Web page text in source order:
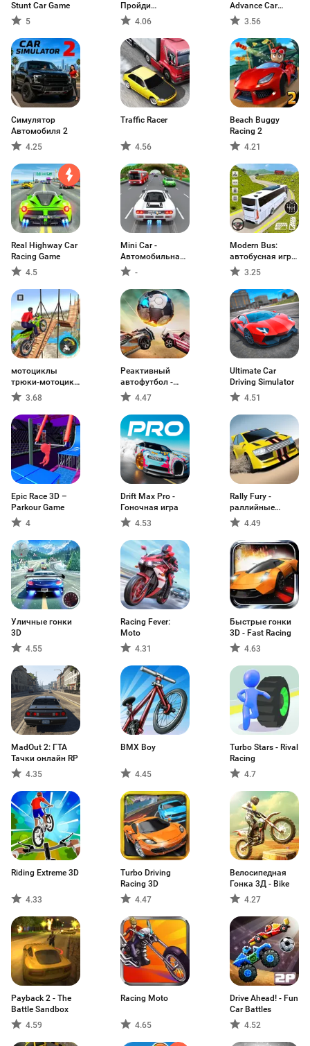
Stunt Car Game
5
Пройди
испытания!
4.06
Advance Car
Parking
3.56
Симулятор
Автомобиля 2
4.25
Traffic Racer
4.56
Beach Buggy
Racing 2
4.21
Real Highway Car
Racing Game
4.5
Mini Car -
Автомобильная
игра-
Modern Bus:
автобусная игра
3d 3.25
мотоциклы
трюки-мотоцикл
игра3.68
Реактивный
автофутбол -
Rocket
4.47
Ultimate Car
Driving Simulator
4.51
Epic Race 3D –
Parkour Game
4
Drift Max Pro -
Гоночная игра
4.53
Rally Fury -
раллийные
гонки4.49
Уличные гонки
3D
4.55
Racing Fever:
Moto
4.31
Быстрые гонки
3D - Fast Racing
4.63
MadOut 2: ГТА
Тачки онлайн RP
4.35
BMX Boy
4.45
Turbo Stars - Rival
Racing
4.7
Riding Extreme 3D
4.33
Turbo Driving
Racing 3D
4.47
Велосипедная
Гонка 3Д - Bike
4.27
Payback 2 - The
Battle Sandbox
4.59
Racing Moto
4.65
Drive Ahead! - Fun
Car Battles
4.52